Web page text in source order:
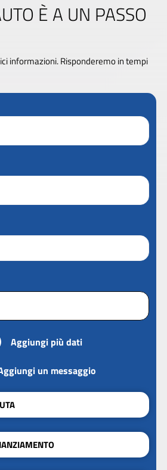
È A UN PASSO
informazioni. Risponderemo in tempi
Aggiungi più dati
un messaggio